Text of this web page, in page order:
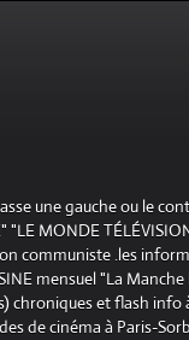
une gauche ou le
MONDE
communiste .les
mensuel "La
et flash info
de cinéma à Paris-